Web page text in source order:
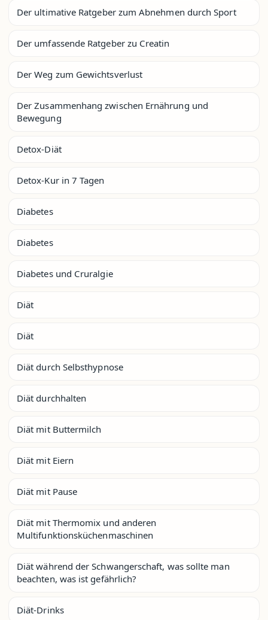
Der ultimative Ratgeber zum Abnehmen durch Sport
Der umfassende Ratgeber zu Creatin
Der Weg zum Gewichtsverlust
Der Zusammenhang zwischen Ernährung und
Bewegung
Detox-Diät
Detox-Kur in 7 Tagen
Diabetes
Diabetes
Diabetes und Cruralgie
Diät
Diät
Diät durch Selbsthypnose
Diät durchhalten
Diät mit Buttermilch
Diät mit Eiern
Diät mit Pause
Diät mit Thermomix und anderen
Multifunktionsküchenmaschinen
Diät während der Schwangerschaft, was sollte man
beachten, was ist gefährlich?
Diät-Drinks